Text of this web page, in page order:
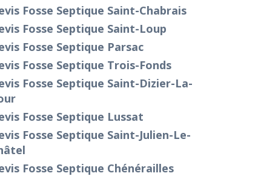
Fosse Septique Saint-Chabrais
Fosse Septique Saint-Loup
Fosse Septique Parsac
Fosse Septique Trois-Fonds
Fosse Septique Saint-Dizier-La-
Fosse Septique Lussat
Fosse Septique Saint-Julien-Le-
Fosse Septique Chénérailles